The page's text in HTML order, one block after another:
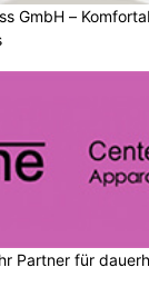
GmbH –
Partner für